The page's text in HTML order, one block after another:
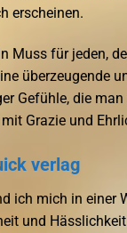
erscheinen.
Muss für jeden,
überzeugende
Gefühle, die
Grazie und
verlag
ich mich in einer
und